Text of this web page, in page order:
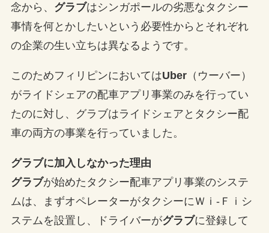
念から、 グラブはシンガポールの劣悪なタクシー
事情を何とかしたいという必要性からとそれぞれ
の企業の生い立ちは異なるようです。
このためフィリピンにおいてはUber（ウーバー）
がライドシェアの配車アプリ事業のみを行ってい
たのに対し、グラブはライドシェアとタクシー配
車の両方の事業を行っていました。
グラブに加入しなかった理由
グラブが始めたタクシー配車アプリ事業のシステ
ムは、まずオペレーターがタクシーにＷｉ-Ｆｉシ
ステムを設置し、ドライバーがグラブに登録して